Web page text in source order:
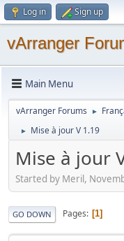
Log in Sign up
vArranger
Main Menu
vArranger Forums ►
► Mise à jour V 1.19
Mise à jour
Started by Meril,
GO DOWN Pages 1